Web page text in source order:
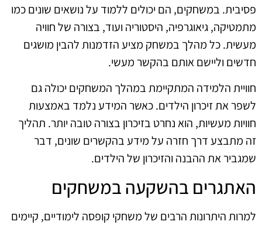
פסיבית. במשחקים, הם יכולים ללמוד על נושאים שונים כמו
מתמטיקה, גיאוגרפיה, היסטוריה ועוד, בצורה של חוויה
מעשית. כל מהלך במשחק מציע הזדמנות להבין מושגים
חדשים וליישם אותם בהקשר מעשי.
חוויית הלמידה המתקיימת במהלך המשחקים יכולה גם
לשפר את זיכרון הילדים. כאשר המידע נלמד באמצעות
חוויות מעשיות, הוא נחרט בזיכרון בצורה טובה יותר. תהליך
זה מתבצע דרך חזרה על מידע בהקשרים שונים, דבר
שמגביר את ההבנה והזיכרון של הילדים.
האתגרים בהשקעה במשחקים
למרות היתרונות הרבים של משחקי קופסה לימודיים, קיימים